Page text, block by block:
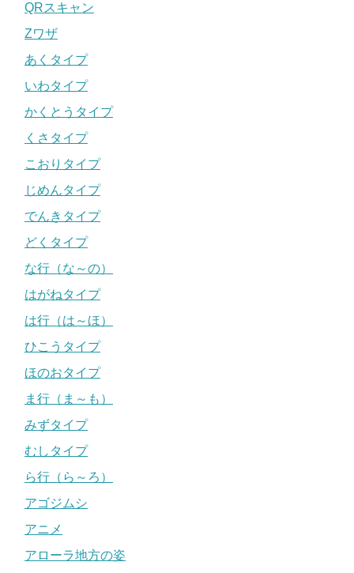
QRスキャン
Zワザ
あくタイプ
いわタイプ
かくとうタイプ
くさタイプ
こおりタイプ
じめんタイプ
でんきタイプ
どくタイプ
な行（な～の）
はがねタイプ
は行（は～ほ）
ひこうタイプ
ほのおタイプ
ま行（ま～も）
みずタイプ
むしタイプ
ら行（ら～ろ）
アゴジムシ
アニメ
アローラ地方の姿